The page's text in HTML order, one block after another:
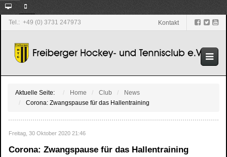
Tel.: +49 (0) 3731 247973 Kontakt
Aktuelle Seite: Home Club
News
Corona: Zwangspause für das Hallentraining
Freitag, 30 Oktober 2020 21:46
Corona: Zwangspause für das Hallentraining